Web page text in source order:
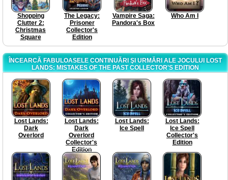
Shopping
Clutter 2:
Christmas
Square
The Legacy:
Prisoner
Collector's
Edition
Vampire Saga:
Pandora's Box
Who Am I
ÎNCEARCĂ FABULOASELE CONTINUĂRI ŞI URMĂRI ALE JOCULUI LOST
LANDS: MISTAKES OF THE PAST COLLECTOR'S EDITION
Lost Lands:
Dark
Overlord
Lost Lands:
Dark
Overlord
Collector's
Edition
Lost Lands:
Ice Spell
Lost Lands:
Ice Spell
Collector's
Edition